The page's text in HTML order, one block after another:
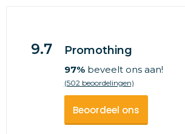
9.7 Promothing
97%beveelt ons aan!
(502 beoordelingen)
Beoordeel ons